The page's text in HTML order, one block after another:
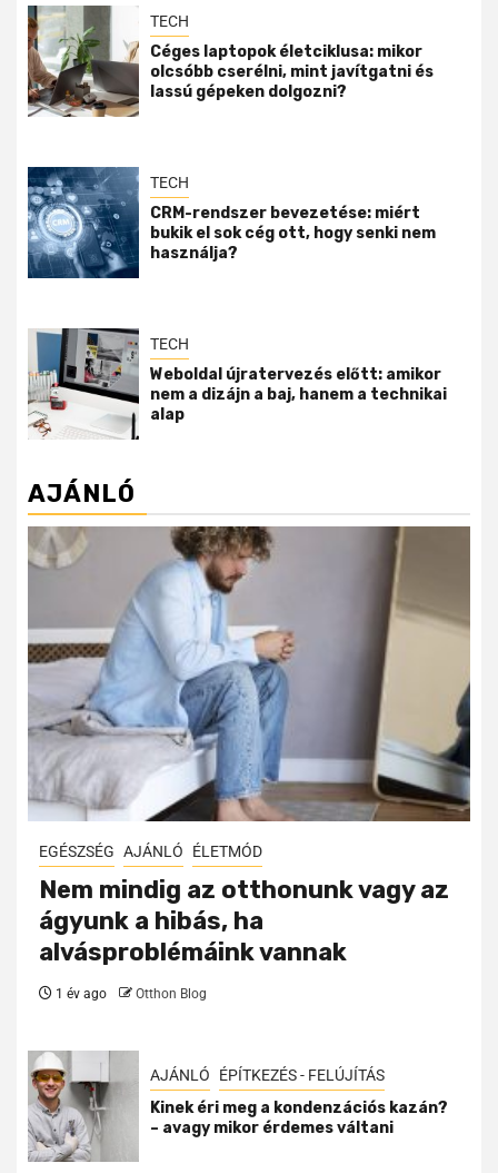
TECH
Céges laptopok életciklusa: mikor
olcsóbb cserélni, mint javítgatni és
lassú gépeken dolgozni?
TECH
CRM-rendszer bevezetése: miért
bukik el sok cég ott, hogy senki nem
használja?
TECH
Weboldal újratervezés előtt: amikor
nem a dizájn a baj, hanem a technikai
alap
AJÁNLÓ
EGÉSZSÉG AJÁNLÓ ÉLETMÓD
Nem mindig az otthonunk vagy az
ágyunk a hibás, ha
alvásproblémáink vannak
1 év ago Otthon Blog
AJÁNLÓ ÉPÍTKEZÉS - FELÚJÍTÁS
Kinek éri meg a kondenzációs kazán?
– avagy mikor érdemes váltani